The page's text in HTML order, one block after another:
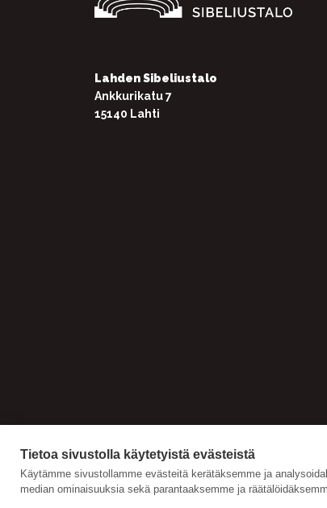
Tietoa sivustolla käytetyistä evästeistä
Käytämme sivustollamme evästeitä kerätäksemme ja
median ominaisuuksia sekä parantaaksemme ja
Lahden Sibeliustalo
Ankkurikatu 7
15140 Lahti